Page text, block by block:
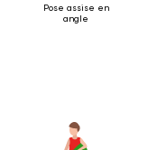
Pose assise en
angle